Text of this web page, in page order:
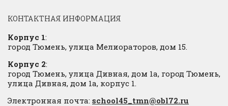
КОНТАКТНАЯ ИНФОРМАЦИЯ
Корпус 1:
город Тюмень, улица Мелиораторов, дом 15.
Корпус 2:
город Тюмень, улица Дивная, дом 1а, город Тюмень,
улица Дивная, дом 1а, корпус 1.
Электронная почта: school45_tmn@obl72.ru